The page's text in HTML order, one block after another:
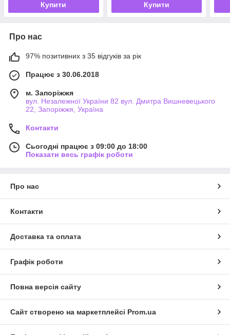
Купити Купити
Про нас
97% позитивних з 35 відгуків за рік
Працює з 30.06.2018
м. Запоріжжя
вул. Незалежної України 82 вул. Дмитра Вишневецького
22, Запоріжжя, Україна
Контакти
Сьогодні працює з 09:00 до 18:00
Показати весь графік роботи
Про нас
Контакти
Доставка та оплата
Графік роботи
Повна версія сайту
Сайт створено на маркетплейсі Prom.ua